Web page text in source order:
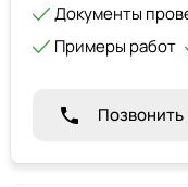
Документы
Примеры работ
Позвонить